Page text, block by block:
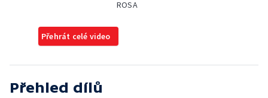
ROSA
Přehrát celé video
Přehled dílů